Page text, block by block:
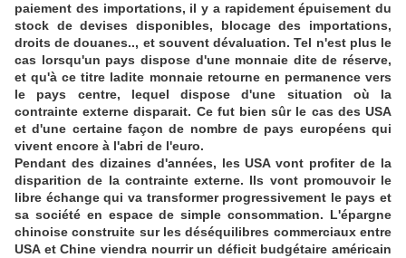
paiement des importations, il y a rapidement épuisement du
stock de devises disponibles, blocage des importations,
droits de douanes.., et souvent dévaluation. Tel n'est plus le
cas lorsqu'un pays dispose d'une monnaie dite de réserve,
et qu'à ce titre ladite monnaie retourne en permanence vers
le pays centre, lequel dispose d'une situation où la
contrainte externe disparait. Ce fut bien sûr le cas des USA
et d'une certaine façon de nombre de pays européens qui
vivent encore à l'abri de l'euro.
Pendant des dizaines d'années, les USA vont profiter de la
disparition de la contrainte externe. Ils vont promouvoir le
libre échange qui va transformer progressivement le pays et
sa société en espace de simple consommation. L'épargne
chinoise construite sur les déséquilibres commerciaux entre
USA et Chine viendra nourrir un déficit budgétaire américain